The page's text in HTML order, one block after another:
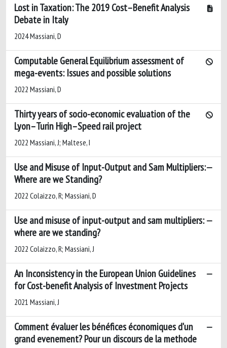
Lost in Taxation: The 2019 Cost–Benefit Analysis
Debate in Italy
2024 Massiani, D
Computable General Equilibrium assessment of
mega-events: Issues and possible solutions
2022 Massiani, D
Thirty years of socio-economic evaluation of the
Lyon–Turin High–Speed rail project
2022 Massiani, J; Maltese, I
Use and Misuse of Input-Output and Sam Multipliers:
Where are we Standing?
2022 Colaizzo, R; Massiani, D
Use and misuse of input-output and sam multipliers:
where are we standing?
2022 Colaizzo, R; Massiani, J
An Inconsistency in the European Union Guidelines
for Cost-benefit Analysis of Investment Projects
2021 Massiani, J
Comment évaluer les bénéfices économiques d'un
grand evenement? Pour un discours de la methode